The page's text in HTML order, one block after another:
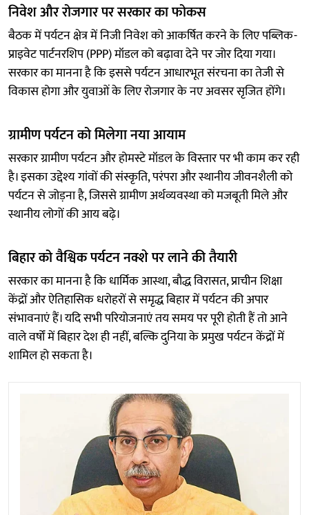
निवेश और रोजगार पर सरकार का फोकस
बैठक में पर्यटन क्षेत्र में निजी निवेश को आकर्षित करने के लिए पब्लिक-
प्राइवेट पार्टनरशिप (PPP) मॉडल को बढ़ावा देने पर जोर दिया गया।
सरकार का मानना है कि इससे पर्यटन आधारभूत संरचना का तेजी से
विकास होगा और युवाओं के लिए रोजगार के नए अवसर सृजित होंगे।
ग्रामीण पर्यटन को मिलेगा नया आयाम
सरकार ग्रामीण पर्यटन और होमस्टे मॉडल के विस्तार पर भी काम कर रही
है। इसका उद्देश्य गांवों की संस्कृति, परंपरा और स्थानीय जीवनशैली को
पर्यटन से जोड़ना है, जिससे ग्रामीण अर्थव्यवस्था को मजबूती मिले और
स्थानीय लोगों की आय बढ़े।
बिहार को वैश्विक पर्यटन नक्शे पर लाने की तैयारी
सरकार का मानना है कि धार्मिक आस्था, बौद्ध विरासत, प्राचीन शिक्षा
केंद्रों और ऐतिहासिक धरोहरों से समृद्ध बिहार में पर्यटन की अपार
संभावनाएं हैं। यदि सभी परियोजनाएं तय समय पर पूरी होती हैं तो आने
वाले वर्षों में बिहार देश ही नहीं, बल्कि दुनिया के प्रमुख पर्यटन केंद्रों में
शामिल हो सकता है।